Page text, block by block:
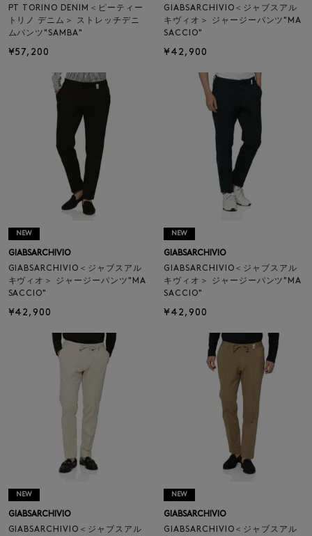
PT TORINO DENIM＜ピーティー
トリノ デニム＞ ストレッチデニ
ムパンツ"SAMBA"
¥57,200
GIABSARCHIVIO＜ジャブスアル
キヴィオ＞ ジャージーパンツ"MA
SACCIO"
¥42,900
NEW
GIABSARCHIVIO
GIABSARCHIVIO＜ジャブスアル
キヴィオ＞ ジャージーパンツ"MA
SACCIO"
¥42,900
NEW
GIABSARCHIVIO
GIABSARCHIVIO＜ジャブスアル
キヴィオ＞ ジャージーパンツ"MA
SACCIO"
¥42,900
NEW
GIABSARCHIVIO
GIABSARCHIVIO＜ジャブスアル
NEW
GIABSARCHIVIO
GIABSARCHIVIO＜ジャブスアル